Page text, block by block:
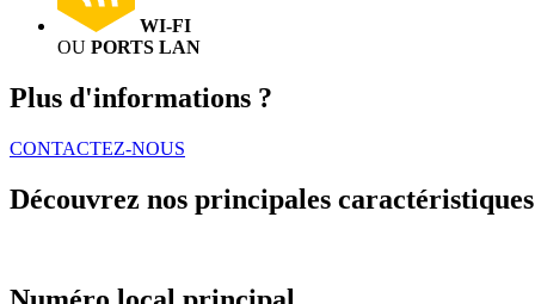
WI-FI
OU PORTS LAN
Plus d'informations ?
CONTACTEZ-NOUS
Découvrez nos principales caractéristiques